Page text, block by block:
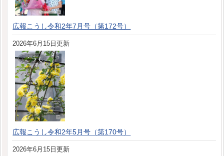
広報こうし令和2年7月号（第172号）
2026年6月15日更新
広報こうし令和2年5月号（第170号）
2026年6月15日更新